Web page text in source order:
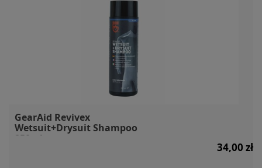
GearAid Revivex
Wetsuit+Drysuit Shampoo
250ml
34,00 zł